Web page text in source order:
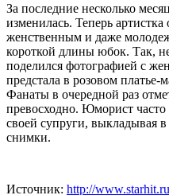
За последние несколько
изменилась. Теперь артистка
женственным и даже
короткой длины юбок. Так,
поделился фотографией с
предстала в розовом
Фанаты в очередной раз
превосходно. Юморист часто
своей супруги, выкладывая
снимки.
Источник: http://